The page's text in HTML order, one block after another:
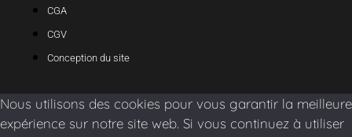
CGA
CGV
Conception du site
Nous utilisons des cookies pour vous garantir la meilleure
expérience sur notre site web. Si vous continuez à utiliser